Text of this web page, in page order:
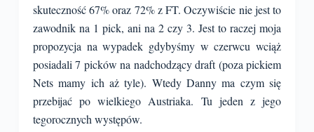
skuteczność 67% oraz 72% z FT. Oczywiście nie jest to
zawodnik na 1 pick, ani na 2 czy 3. Jest to raczej moja
propozycja na wypadek gdybyśmy w czerwcu wciąż
posiadali 7 picków na nadchodzący draft (poza pickiem
Nets mamy ich aż tyle). Wtedy Danny ma czym się
przebijać po wielkiego Austriaka. Tu jeden z jego
tegorocznych występów.